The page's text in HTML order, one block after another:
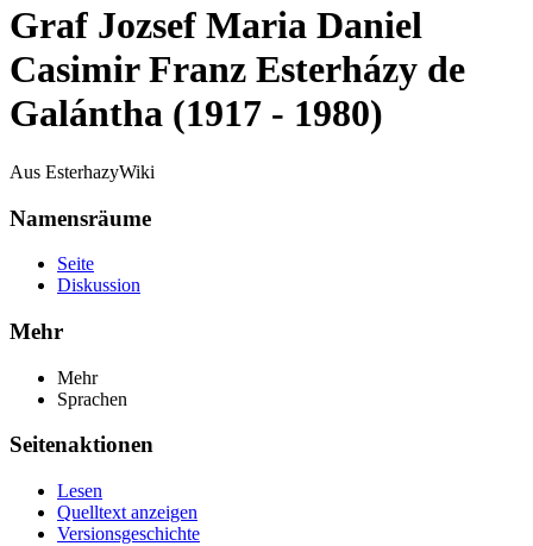
Graf Jozsef Maria Daniel
Casimir Franz Esterházy de
Galántha (1917 - 1980)
Aus EsterhazyWiki
Namensräume
Seite
Diskussion
Mehr
Mehr
Sprachen
Seitenaktionen
Lesen
Quelltext anzeigen
Versionsgeschichte